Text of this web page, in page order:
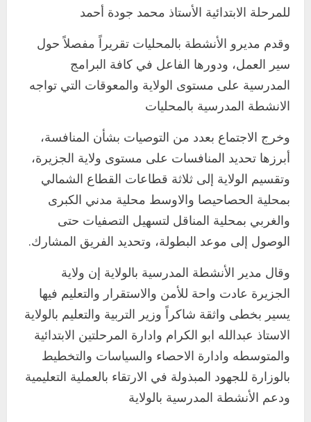
للمرحلة الابتدائية الأستاذ محمد جودة أحمد
وقدم مديرو الأنشطة بالمحليات تقريراً مفصلاً حول
سير العمل، ودورها الفاعل في كافة البرامج
المدرسية على مستوى الولاية والمعوقات التي تواجه
الانشطة المدرسية بالمحليات
وخرج الاجتماع بعدد من التوصيات بشأن المنافسة،
أبرزها تحديد المنافسات على مستوى ولاية الجزيرة،
وتقسيم الولاية إلى ثلاثة قطاعات القطاع الشمالي
بمحلية الحصاحيصا والاوسط محلية مدني الكبرى
والغربي بمحلية المناقل لتسهيل التصفيات حتى
الوصول إلى موعد البطولة، وتحديد الفريق المشارك.
وقال مدير الأنشطة المدرسية بالولاية إن ولاية
الجزيرة عادت واحة للأمن والاستقرار والتعليم فيها
يسير بخطى واثقة شاكراً وزير التربية والتعليم بالولاية
الاستاذ عبدالله ابو الكرام وادارة المرحلتين الابتدائية
والمتوسطه وادارة الاحصاء والسياسات والتخطيط
بالوزارة للجهود المبذولة في الارتقاء بالعملية التعليمية
ودعم الأنشطة المدرسية بالولاية
2
اخر الاخبار
التعليم الخاص بمحلية ودمدني الكبرى
يعلن تخفيض الرسوم الدراسية لهذا العام
بنسبة15%
أغسطس 3, 2026
3
اخر الاخبار
وزير التربية والتعليم بالولاية يدشن ورشة
تأهيل معلمي مادة اللغة الإنجليزية بمحلية
ودمدني الكبرى
أغسطس 3, 2026
اخر الاخبار الاخبار
مدير إدارة الجودة و التطوير الإداري
بوزارة التربية تشارك الملتقي التنسيقي
الأول لمديري الجودة بالولايات